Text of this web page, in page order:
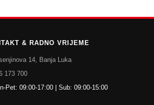
& RADNO VRIJEME
14, Banja Luka
173 700
Pet: 09:00-17:00 | Sub: 09:00-15:00